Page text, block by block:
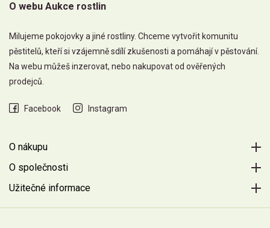
O webu Aukce rostlin
Milujeme pokojovky a jiné rostliny. Chceme vytvořit komunitu
pěstitelů, kteří si vzájemně sdílí zkušenosti a pomáhají v pěstování.
Na webu můžeš inzerovat, nebo nakupovat od ověřených
prodejců.
Facebook Instagram
O nákupu
O společnosti
Užitečné informace